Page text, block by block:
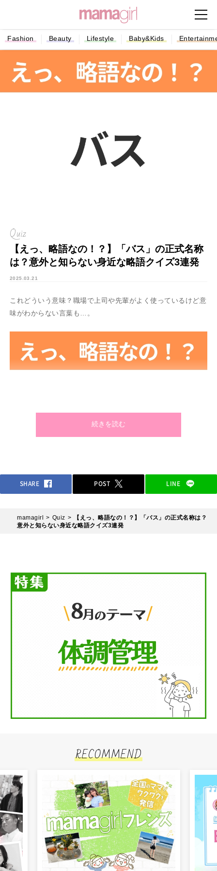
Fashion Beauty Lifestyle Baby&Kids
Quiz
【えっ、略語なの！？】「バス」の正式名称
は？意外と知らない身近な略語クイズ3連発
2025.03.21
これどういう意味？職場で上司や先輩がよく使っているけど意
味がわからない言葉も…。
続きを読む
SHARE POST LINE
mamagirl Quiz
【えっ、略語なの！？】「バス」の正式名称は？
意外と知らない身近な略語クイズ3連発
RECOMMEND